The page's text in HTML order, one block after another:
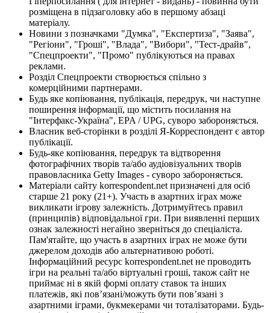
розміщена в підзаголовку або в першому абзаці
матеріалу.
Новини з позначками "Думка", "Експертиза", "Заява",
"Регіони", "Гроші", "Влада", "Вибори", "Тест-драйв",
"Спецпроекти", "Промо" публікуються на правах
реклами.
Розділ Спецпроекти створюється спільно з
комерційними партнерами.
Будь яке копіювання, публікація, передрук, чи наступне
поширення інформації, що містить посилання на
"Інтерфакс-Україна", EPA / UPG, суворо забороняється.
Власник веб-сторінки в розділі Я-Корреспондент є автор
публікації.
Будь-яке копіювання, передрук та відтворення
фотографічних творів та/або аудіовізуальних творів
правовласника Getty Images - суворо забороняється.
Матеріали сайту korrespondent.net призначені для осіб
старше 21 року (21+). Участь в азартних іграх може
викликати ігрову залежність. Дотримуйтесь правил
(принципів) відповідальної гри. При виявленні перших
ознак залежності негайно зверніться до спеціаліста.
Пам'ятайте, що участь в азартних іграх не може бути
джерелом доходів або альтернативою роботі.
Інформаційний ресурс korrespondent.net не проводить
ігри на реальні та/або віртуальні гроші, також сайт не
приймає ні в якій формі оплату ставок та інших
платежів, які пов’язані/можуть бути пов’язані з
азартними іграми, букмекерами чи тоталізаторами. Будь-